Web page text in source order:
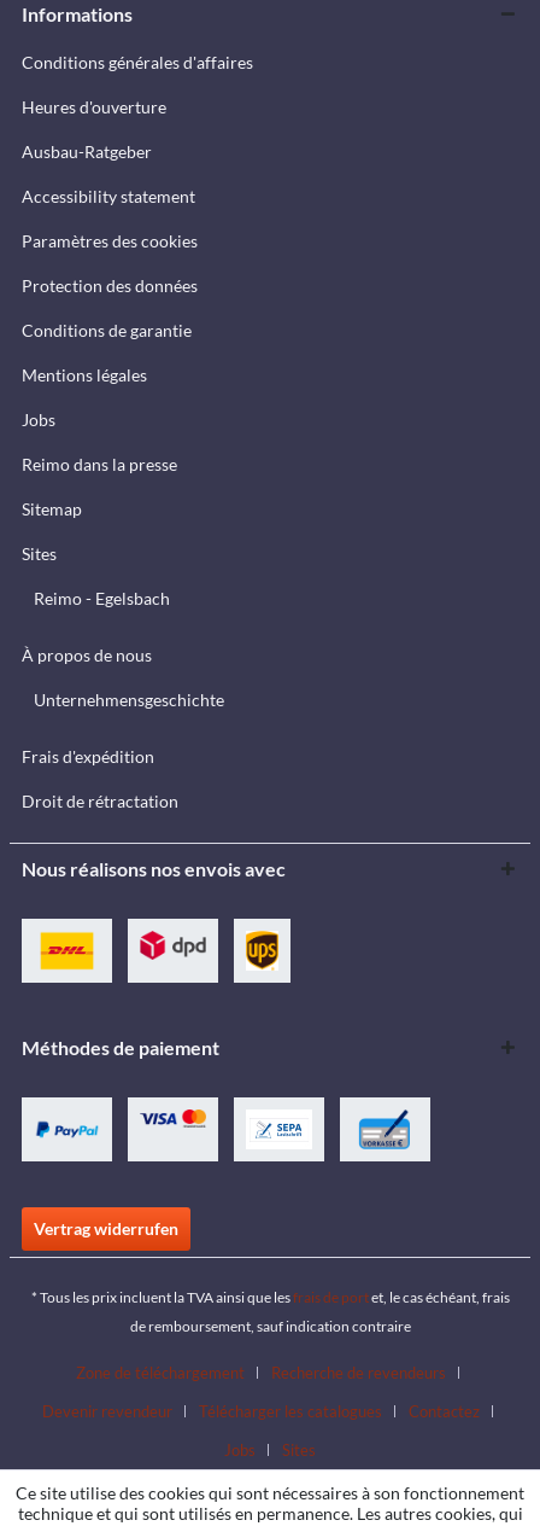
Informations
Conditions générales d'affaires
Heures d'ouverture
Ausbau-Ratgeber
Accessibility statement
Paramètres des cookies
Protection des données
Conditions de garantie
Mentions légales
Jobs
Reimo dans la presse
Sitemap
Sites
Reimo - Egelsbach
À propos de nous
Unternehmensgeschichte
Frais d'expédition
Droit de rétractation
Nous réalisons nos envois avec
Méthodes de paiement
Vertrag widerrufen
* Tous les prix incluent la TVA ainsi que lesfrais de portet, le cas échéant, frais
de remboursement, sauf indication contraire
Zone de téléchargement
Recherche de revendeurs
Devenir revendeur
Télécharger les catalogues
Contactez
Jobs
Sites
Ce site utilise des cookies qui sont nécessaires à son fonctionnement
technique et qui sont utilisés en permanence. Les autres cookies, qui